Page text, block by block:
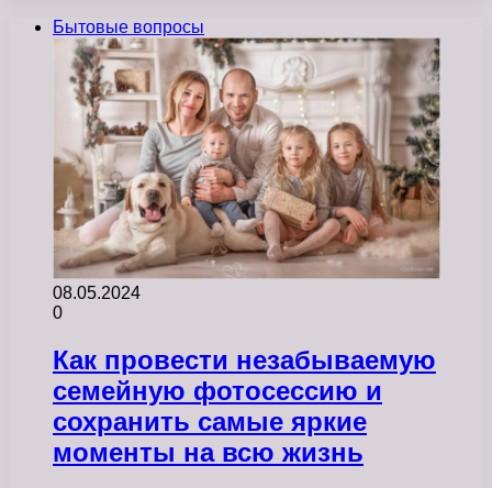
Бытовые вопросы
08.05.2024
0
Как провести незабываемую
семейную фотосессию и
сохранить самые яркие
моменты на всю жизнь